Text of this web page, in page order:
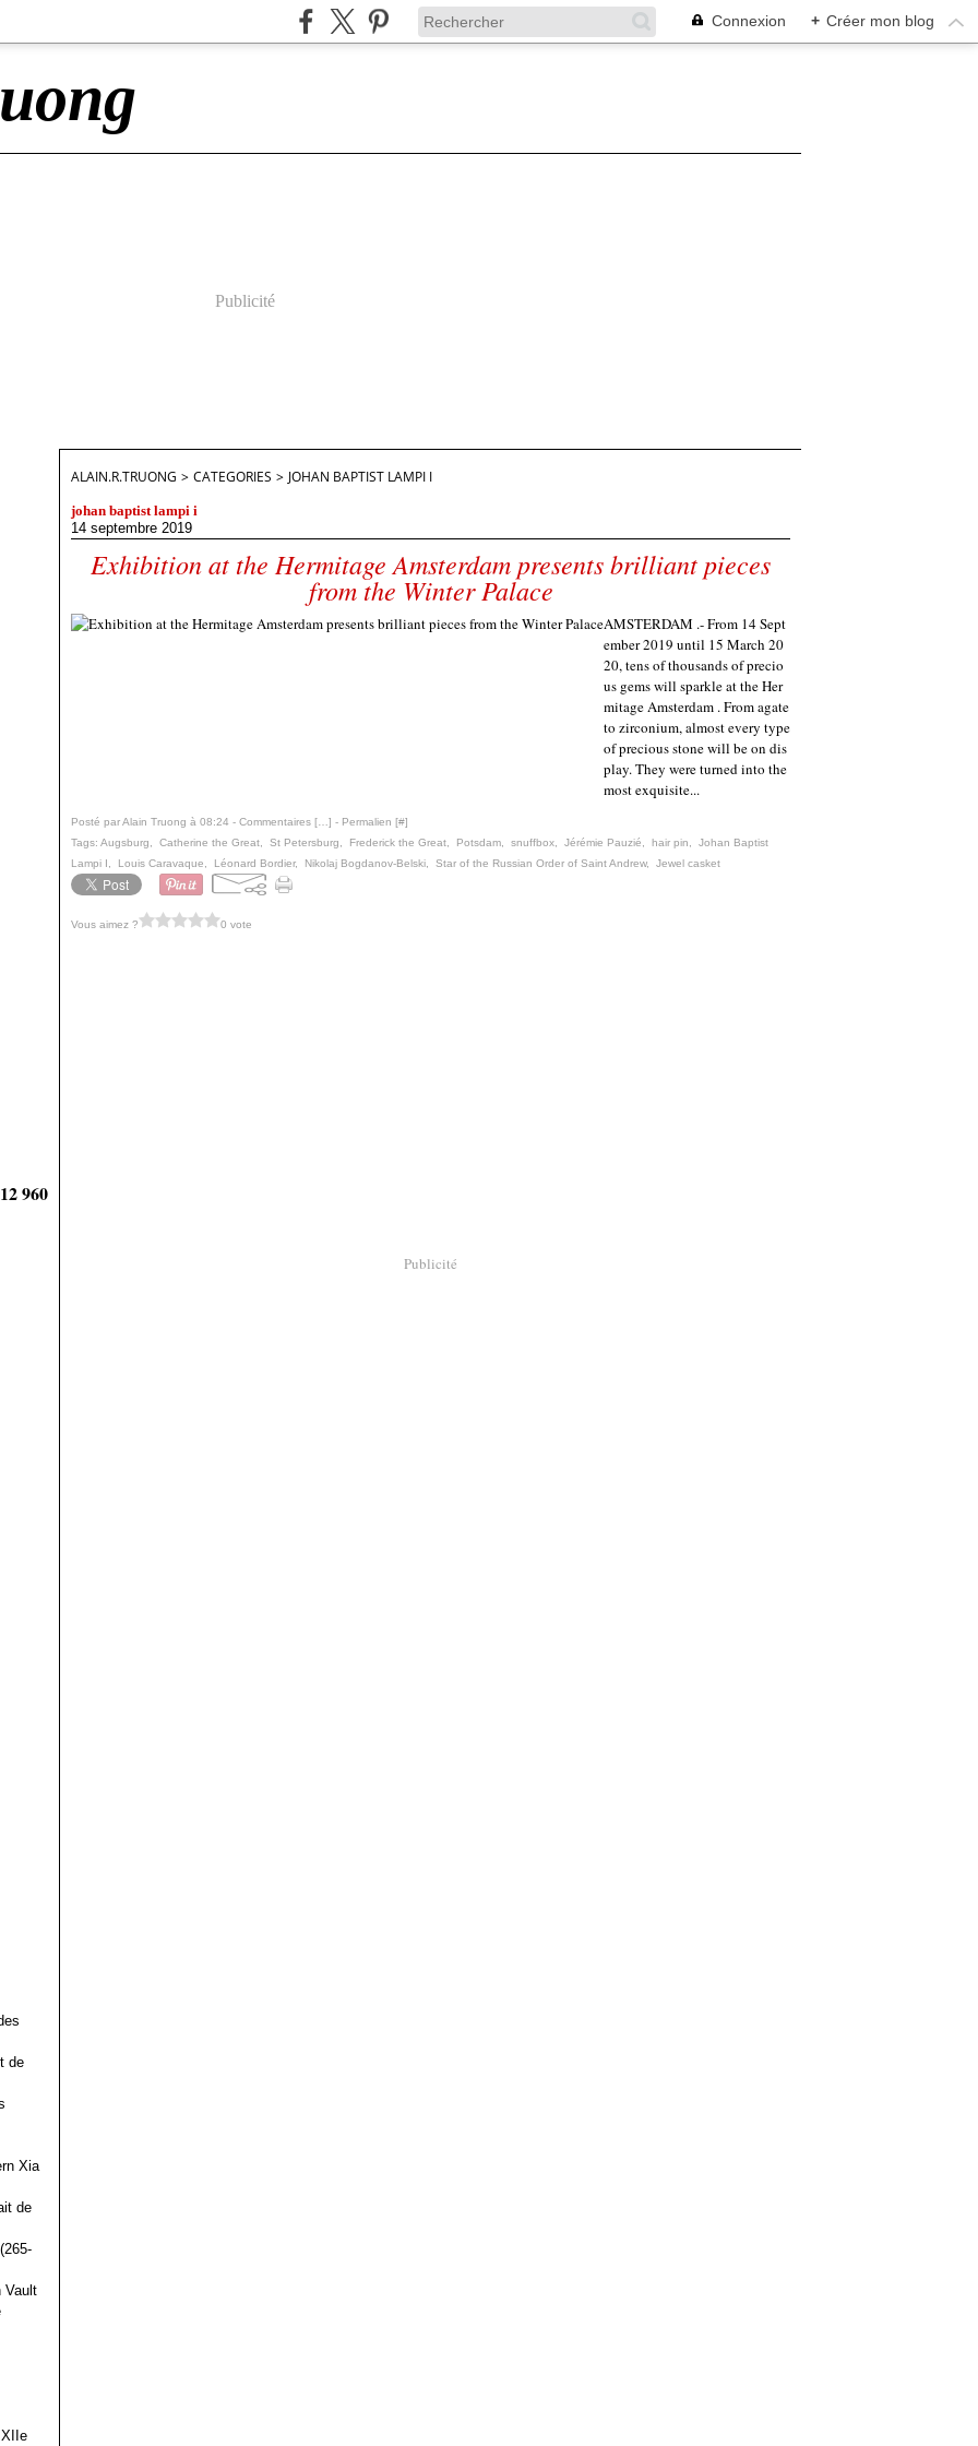
Connexion + Créer mon blog
Publicité
960
de
Xia
de
Vault
ALAIN.R.TRUONG > CATEGORIES > JOHAN BAPTIST LAMPI I
johan baptist lampi i
14 septembre 2019
Exhibition at the Hermitage Amsterdam presents brilliant pieces
from the Winter Palace
AMSTERDAM .- From 14 Sept
ember 2019 until 15 March 20
20, tens of thousands of precio
us gems will sparkle at the Her
mitage Amsterdam . From agate
to zirconium, almost every type
of precious stone will be on dis
play. They were turned into the
most exquisite...
Posté par Alain Truong à 08:24 - Commentaires [ ] - Permalien [#]
Tags: Augsburg Catherine the Great St Petersburg Frederick the Great Potsdam snuffbox Jérémie Pauzié hair pin
Johan Baptist
Lampi I
Louis Caravaque Léonard Bordier, Nikolaj Bogdanov-Belski Star of the Russian Order of Saint Andrew, Jewel casket
Vous aimez ? 0 vote
Publicité